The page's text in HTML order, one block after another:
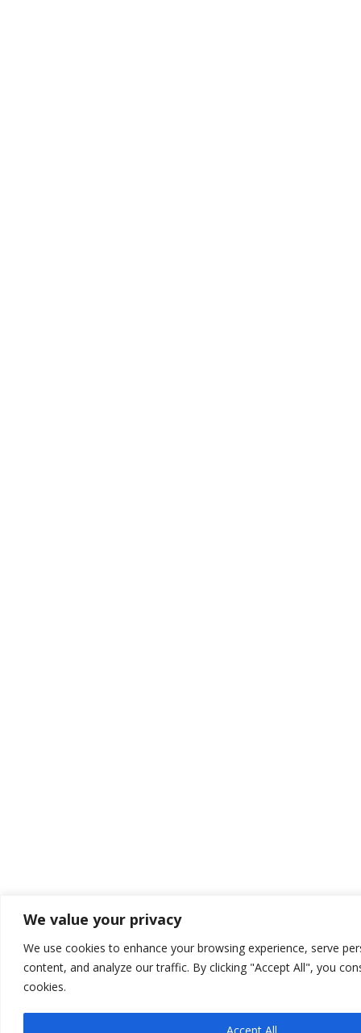
We value your privacy
We use cookies to enhance your browsing experience, serve
content, and analyze our traffic. By clicking "Accept All", you
cookies.
Accept All